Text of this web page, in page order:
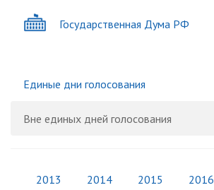
Государственная Дума РФ
Единые дни голосования
Вне единых дней голосования
2013 2014 2015 2016